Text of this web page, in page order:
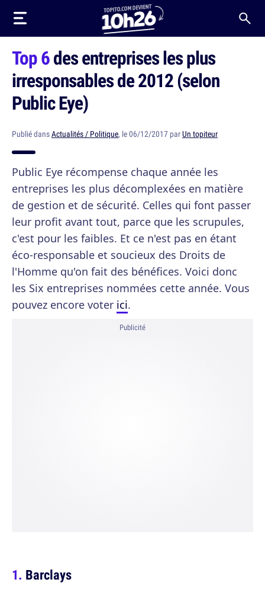
Top 6des entreprises les plus
irresponsables de 2012 (selon
Public Eye)
Publié dansActualités / Politique, le 06/12/2017 parUn topiteur
Public Eye récompense chaque année les
entreprises les plus décomplexées en matière
de gestion et de sécurité. Celles qui font passer
leur profit avant tout, parce que les scrupules,
c'est pour les faibles. Et ce n'est pas en étant
éco-responsable et soucieux des Droits de
l'Homme qu'on fait des bénéfices. Voici donc
les Six entreprises nommées cette année. Vous
pouvez encore voter ici.
Publicité
Barclays